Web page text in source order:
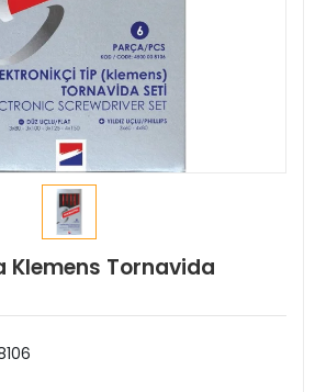
Klemens Tornavida